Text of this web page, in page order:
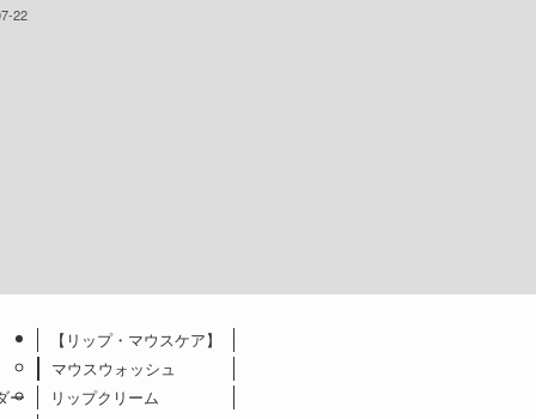
22
ー
【リップ・マウスケア】
マウスウォッシュ
リップクリーム